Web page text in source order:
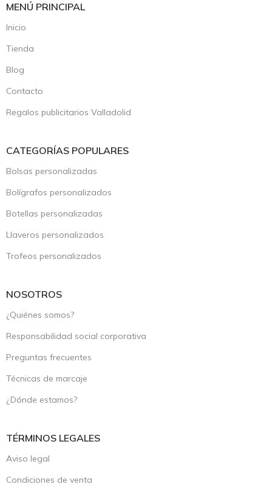
MENÚ PRINCIPAL
Inicio
Tienda
Blog
Contacto
Regalos publicitarios Valladolid
CATEGORÍAS POPULARES
Bolsas personalizadas
Bolígrafos personalizados
Botellas personalizadas
Llaveros personalizados
Trofeos personalizados
NOSOTROS
¿Quiénes somos?
Responsabilidad social corporativa
Preguntas frecuentes
Técnicas de marcaje
¿Dónde estamos?
TÉRMINOS LEGALES
Aviso legal
Condiciones de venta